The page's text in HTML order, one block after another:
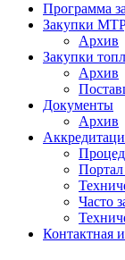
Программа
Закупки
Архив
Закупки
Архив
Документы
Архив
Часто
Контактная